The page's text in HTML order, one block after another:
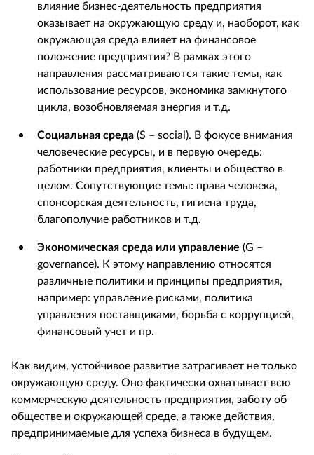
влияние бизнес-деятельность предприятия
оказывает на окружающую среду и, наоборот, как
окружающая среда влияет на финансовое
положение предприятия? В рамках этого
направления рассматриваются такие темы, как
использование ресурсов, экономика замкнутого
цикла, возобновляемая энергия и т.д.
Социальная среда (S – social). В фокусе внимания
человеческие ресурсы, и в первую очередь:
работники предприятия, клиенты и общество в
целом. Сопутствующие темы: права человека,
спонсорская деятельность, гигиена труда,
благополучие работников и т.д.
Экономическая среда или управление (G –
governance). К этому направлению относятся
различные политики и принципы предприятия,
например: управление рисками, политика
управления поставщиками, борьба с коррупцией,
финансовый учет и пр.
Как видим, устойчивое развитие затрагивает не только
окружающую среду. Оно фактически охватывает всю
коммерческую деятельность предприятия, заботу об
обществе и окружающей среде, а также действия,
предпринимаемые для успеха бизнеса в будущем.